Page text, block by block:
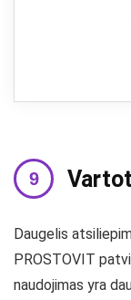
Daugelis
PROSTOVIT
naudojimas yra